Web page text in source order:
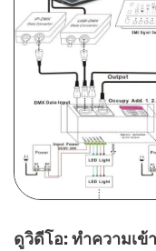
ดูวิดีโอ: ทำความเข้